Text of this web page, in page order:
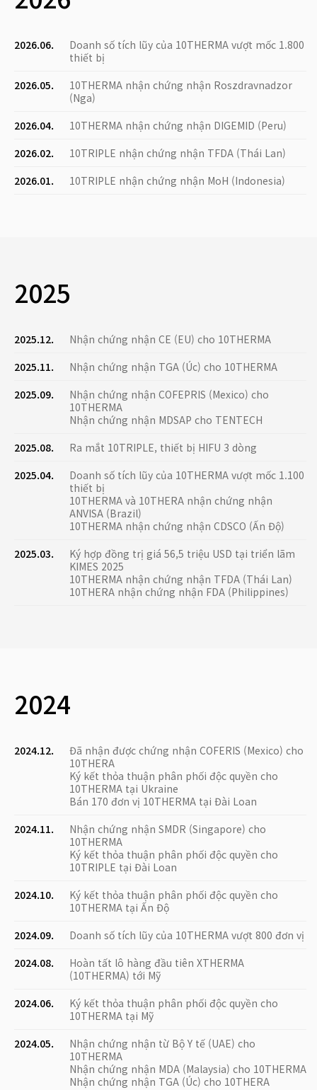
2026.06.
Doanh số tích lũy của 10THERMA vượt mốc 1.800
thiết bị
2026.05.
10THERMA nhận chứng nhận Roszdravnadzor
(Nga)
2026.04.
10THERMA nhận chứng nhận DIGEMID (Peru)
2026.02.
10TRIPLE nhận chứng nhận TFDA (Thái Lan)
2026.01.
10TRIPLE nhận chứng nhận MoH (Indonesia)
2025
2025.12.
Nhận chứng nhận CE (EU) cho 10THERMA
2025.11.
Nhận chứng nhận TGA (Úc) cho 10THERMA
2025.09.
Nhận chứng nhận COFEPRIS (Mexico) cho
10THERMA
Nhận chứng nhận MDSAP cho TENTECH
2025.08.
Ra mắt 10TRIPLE, thiết bị HIFU 3 dòng
2025.04.
Doanh số tích lũy của 10THERMA vượt mốc 1.100
thiết bị
10THERMA và 10THERA nhận chứng nhận
ANVISA (Brazil)
10THERMA nhận chứng nhận CDSCO (Ấn Độ)
2025.03.
Ký hợp đồng trị giá 56,5 triệu USD tại triển lãm
KIMES 2025
10THERMA nhận chứng nhận TFDA (Thái Lan)
10THERA nhận chứng nhận FDA (Philippines)
2024
2024.12.
Đã nhận được chứng nhận COFERIS (Mexico) cho
10THERA
Ký kết thỏa thuận phân phối độc quyền cho
10THERMA tại Ukraine
Bán 170 đơn vị 10THERMA tại Đài Loan
2024.11.
Nhận chứng nhận SMDR (Singapore) cho
10THERMA
Ký kết thỏa thuận phân phối độc quyền cho
10TRIPLE tại Đài Loan
2024.10.
Ký kết thỏa thuận phân phối độc quyền cho
10THERMA tại Ấn Độ
2024.09.
Doanh số tích lũy của 10THERMA vượt 800 đơn vị
2024.08.
Hoàn tất lô hàng đầu tiên XTHERMA
(10THERMA) tới Mỹ
2024.06.
Ký kết thỏa thuận phân phối độc quyền cho
10THERMA tại Mỹ
2024.05.
Nhận chứng nhận từ Bộ Y tế (UAE) cho
10THERMA
Nhận chứng nhận MDA (Malaysia) cho 10THERMA
Nhận chứng nhận TGA (Úc) cho 10THERA